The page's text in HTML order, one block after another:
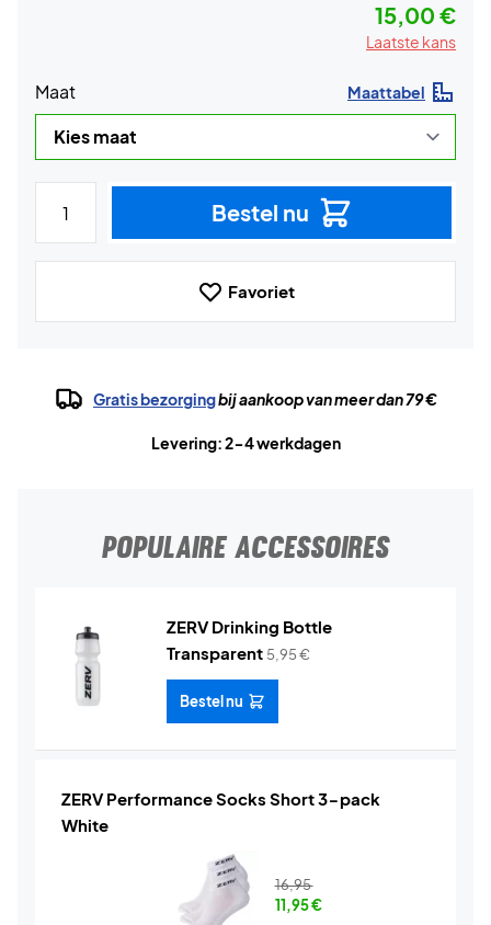
15,00 €
Laatste kans
Maat Maattabel
Bestel nu
Favoriet
Gratis bezorgingbij aankoop van meer dan 79 €
Levering: 2-4 werkdagen
POPULAIRE ACCESSOIRES
ZERV Drinking Bottle
Transparent 5,95€
Bestel nu
ZERV Performance Socks Short 3-pack
White
16,95
11,95€